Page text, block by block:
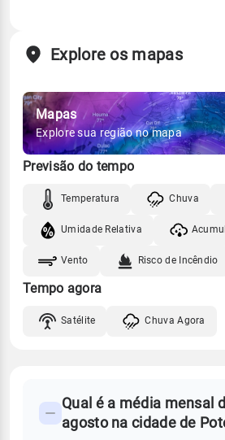
Explore os mapas
Mapas
Explore sua região no mapa
Previsão do tempo
Temperatura Chuva
Umidade Relativa
Vento Risco de Incêndio
Tempo agora
Satélite Chuva Agora
Perguntas
Qual é a média mensal
agosto na cidade de